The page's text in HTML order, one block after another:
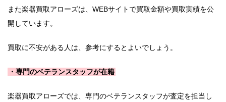
また楽器買取アローズは、WEBサイトで買取金額や買取実績を公
開しています。
買取に不安がある人は、参考にするとよいでしょう。
・専門のベテランスタッフが在籍
楽器買取アローズでは、専門のベテランスタッフが査定を担当し